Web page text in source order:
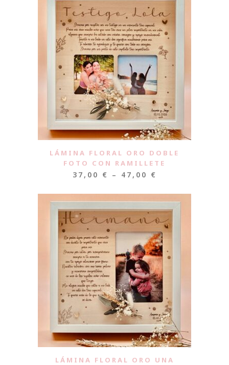
LÁMINA FLORAL ORO DOBLE
FOTO CON RAMILLETE
37,00 € – 47,00 €
LÁMINA FLORAL ORO UNA